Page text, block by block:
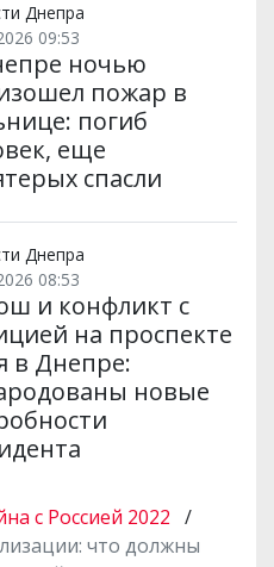
Днепра
09:53
ночью
пожар в
погиб
еще
спасли
Днепра
08:53
и конфликт с
на проспекте
в Днепре:
новые
с Россией 2022 /
что должны